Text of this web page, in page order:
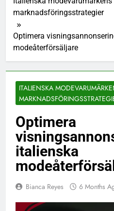
marknadsföringsstrategier
Optimera
modeåterförsäljare
ITALIENSKA
Optimera
italienska
Bianca Reyes 6 Months